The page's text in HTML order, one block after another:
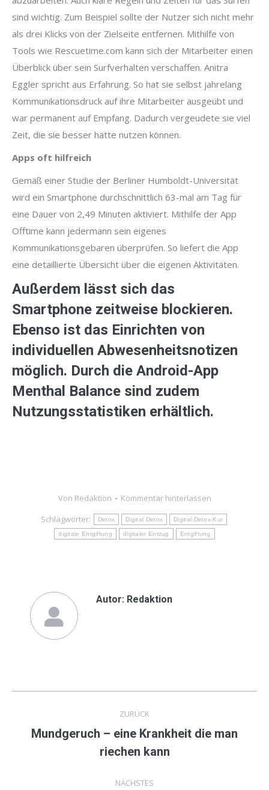
sind wichtig. Zum Beispiel sollte der Nutzer sich nicht mehr
als drei Klicks von der Zielseite entfernen. Mithilfe von
Tools wie Rescuetime.com kann sich der Mitarbeiter einen
Überblick über sein Surfverhalten verschaffen. Anitra
Eggler spricht aus Erfahrung. So hat sie selbst jahrelang
Kommunikationsdruck auf ihre Mitarbeiter ausgeübt und
war permanent auf Empfang. Dadurch vergeudete sie viel
Zeit, die sie besser hätte nutzen können.
Apps oft hilfreich
Gemäß einer Studie der Berliner Humboldt-Universität
wird ein Smartphone durchschnittlich 63-mal am Tag für
eine Dauer von 2,49 Minuten aktiviert. Mithilfe der App
Offtime kann jedermann sein eigenes
Kommunikationsgebaren überprüfen. So liefert die App
eine detaillierte Übersicht über die eigenen Aktivitäten.
Außerdem lässt sich das
Smartphone zeitweise blockieren.
Ebenso ist das Einrichten von
individuellen Abwesenheitsnotizen
möglich. Durch die Android-App
Menthal Balance sind zudem
Nutzungsstatistiken erhältlich.
Von Redaktion
Kommentar hinterlassen
Schlagwörter:
Detox Digital Detox Digital-Detox-Kur
digitale Entgiftung digitaler Entzug Entgiftung
Autor: Redaktion
Kommentarnavigation
ZURÜCK
Vorheriger
Beitrag:
Mundgeruch – eine Krankheit die man
riechen kann
NÄCHSTES